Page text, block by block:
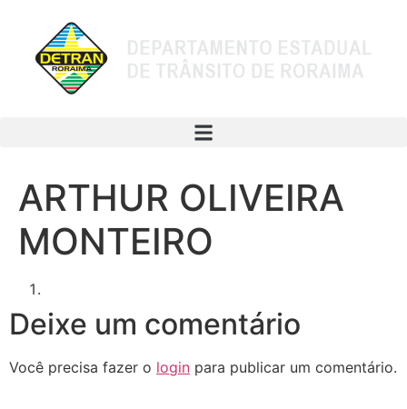
ARTHUR OLIVEIRA
MONTEIRO
Deixe um comentário
Você precisa fazer o login para publicar um comentário.